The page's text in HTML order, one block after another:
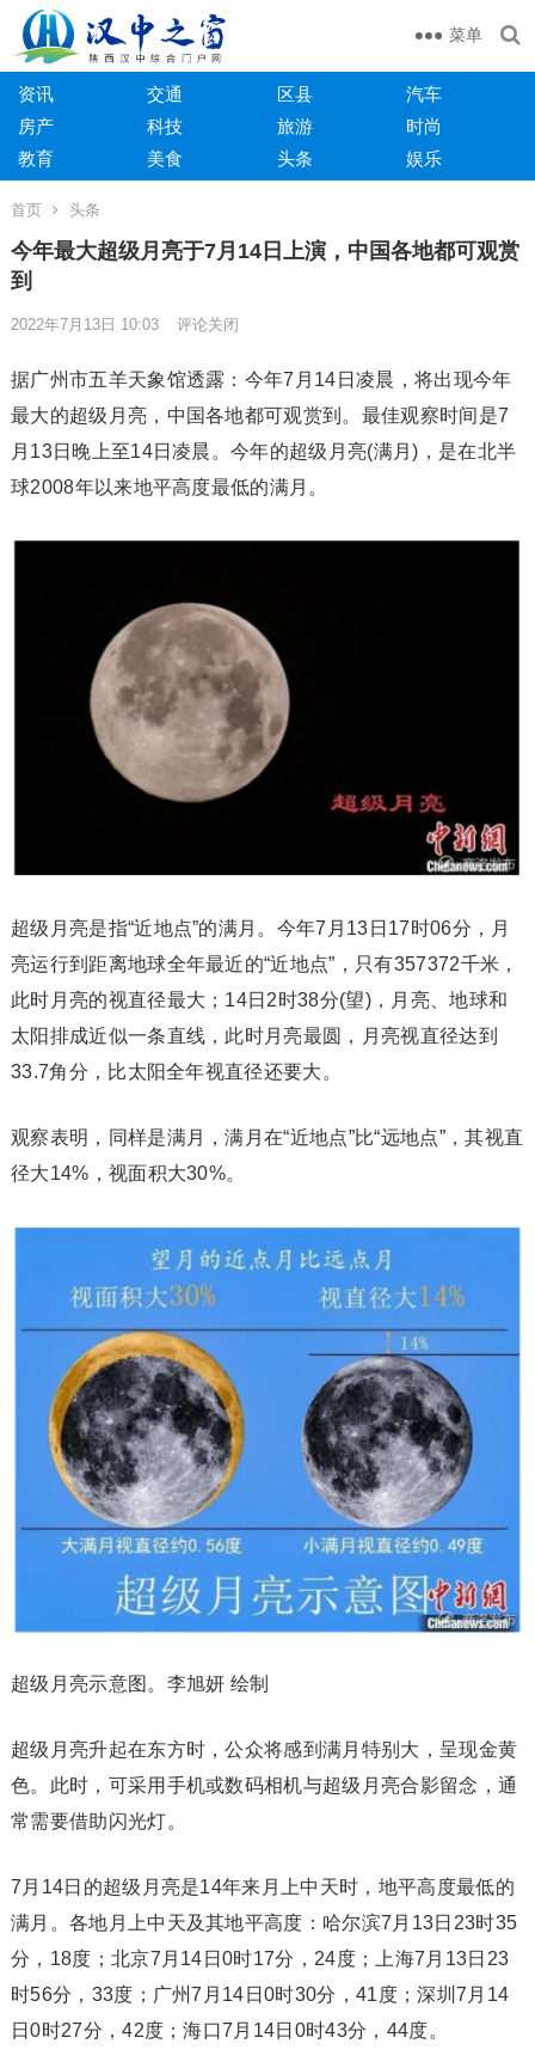
菜单
资讯 交通 区县
汽车
房产
科技 旅游
时尚
教育
美食 头条 娱乐
首页 头条
今年最大超级月亮于7月14日上演，中国各地都可观赏
到
2022年7月13日 10:03 评论关闭
据广州市五羊天象馆透露：今年7月14日凌晨，将出现今年
最大的超级月亮，中国各地都可观赏到。最佳观察时间是7
月13日晚上至14日凌晨。今年的超级月亮(满月)，是在北半
球2008年以来地平高度最低的满月。
超级月亮是指“近地点”的满月。今年7月13日17时06分，月
亮运行到距离地球全年最近的“近地点”，只有357372千米，
此时月亮的视直径最大；14日2时38分(望)，月亮、地球和
太阳排成近似一条直线，此时月亮最圆，月亮视直径达到
33.7角分，比太阳全年视直径还要大。
观察表明，同样是满月，满月在“近地点”比“远地点”，其视直
径大14%，视面积大30%。
超级月亮示意图。李旭妍 绘制
超级月亮升起在东方时，公众将感到满月特别大，呈现金黄
色。此时，可采用手机或数码相机与超级月亮合影留念，通
常需要借助闪光灯。
7月14日的超级月亮是14年来月上中天时，地平高度最低的
满月。各地月上中天及其地平高度：哈尔滨7月13日23时35
分，18度；北京7月14日0时17分，24度；上海7月13日23
时56分，33度；广州7月14日0时30分，41度；深圳7月14
日0时27分，42度；海口7月14日0时43分，44度。